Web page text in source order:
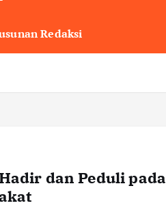
Redaksi
dan Peduli pada